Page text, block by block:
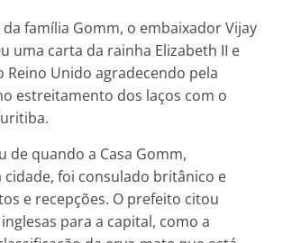
família Gomm, o embaixador Vijay
uma carta da rainha Elizabeth II e
Reino Unido agradecendo pela
estreitamento dos laços com o
de quando a Casa Gomm,
foi consulado britânico e
e recepções. O prefeito citou
para a capital, como a